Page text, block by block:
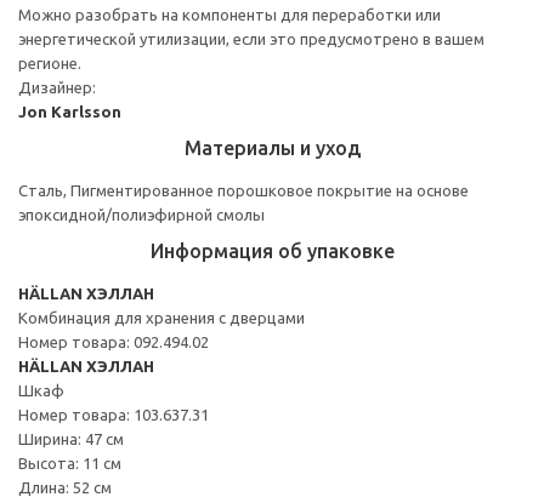
Можно разобрать на компоненты для переработки или
энергетической утилизации, если это предусмотрено в вашем
регионе.
Дизайнер:
Jon Karlsson
Материалы и уход
Сталь, Пигментированное порошковое покрытие на основе
эпоксидной/полиэфирной смолы
Информация об упаковке
HÄLLAN ХЭЛЛАН
Комбинация для хранения с дверцами
Номер товара: 092.494.02
HÄLLAN ХЭЛЛАН
Шкаф
Номер товара: 103.637.31
Ширина: 47 см
Высота: 11 см
Длина: 52 см